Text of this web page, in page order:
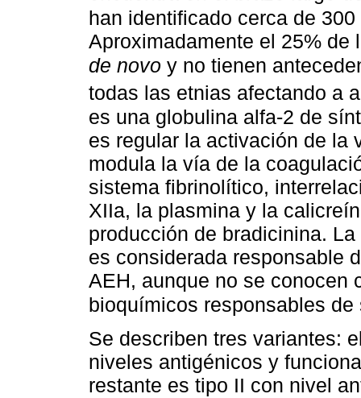
han identificado cerca de
Aproximadamente el 25%
de novo y no tienen
todas las etnias afectando a
es una globulina alfa-2 de
es regular la activación de la
modula la vía de la
sistema fibrinolítico,
XIIa, la plasmina y la
producción de bradicinina.
es considerada responsable
AEH, aunque no se conocen
bioquímicos responsables de
Se describen tres variantes:
niveles antigénicos y
restante es tipo II con nivel